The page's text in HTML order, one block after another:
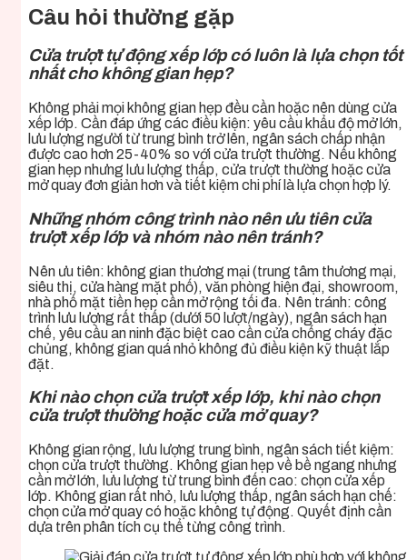
Câu hỏi thường gặp
Cửa trượt tự động xếp lớp có luôn là lựa chọn tốt
nhất cho không gian hẹp?
Không phải mọi không gian hẹp đều cần hoặc nên dùng cửa
xếp lớp. Cần đáp ứng các điều kiện: yêu cầu khẩu độ mở lớn,
lưu lượng người từ trung bình trở lên, ngân sách chấp nhận
được cao hơn 25-40% so với cửa trượt thường. Nếu không
gian hẹp nhưng lưu lượng thấp, cửa trượt thường hoặc cửa
mở quay đơn giản hơn và tiết kiệm chi phí là lựa chọn hợp lý.
Những nhóm công trình nào nên ưu tiên cửa
trượt xếp lớp và nhóm nào nên tránh?
Nên ưu tiên: không gian thương mại (trung tâm thương mại,
siêu thị, cửa hàng mặt phố), văn phòng hiện đại, showroom,
nhà phố mặt tiền hẹp cần mở rộng tối đa. Nên tránh: công
trình lưu lượng rất thấp (dưới 50 lượt/ngày), ngân sách hạn
chế, yêu cầu an ninh đặc biệt cao cần cửa chống cháy đặc
chủng, không gian quá nhỏ không đủ điều kiện kỹ thuật lắp
đặt.
Khi nào chọn cửa trượt xếp lớp, khi nào chọn
cửa trượt thường hoặc cửa mở quay?
Không gian rộng, lưu lượng trung bình, ngân sách tiết kiệm:
chọn cửa trượt thường. Không gian hẹp về bề ngang nhưng
cần mở lớn, lưu lượng từ trung bình đến cao: chọn cửa xếp
lớp. Không gian rất nhỏ, lưu lượng thấp, ngân sách hạn chế:
chọn cửa mở quay có hoặc không tự động. Quyết định cần
dựa trên phân tích cụ thể từng công trình.